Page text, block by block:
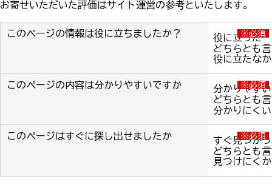
お寄せいただいた評価はサイト運営の参考といたします。
このページの情報は役に立ちましたか？ ※必須
役に立った
どちらとも
役に立たな
このページの内容は分かりやすいですか ※必須
分かりやすい
どちらとも
分かりにくい
このページはすぐに探し出せましたか ※必須
すぐ見つか
どちらとも
見つけにく